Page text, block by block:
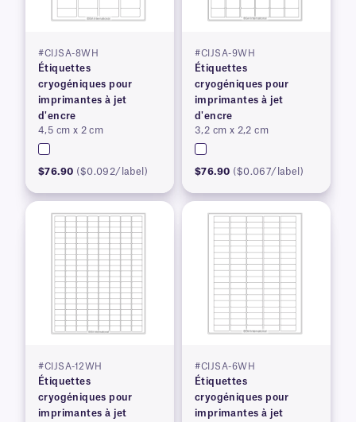
#CIJSA-8WH
Étiquettes
cryogéniques pour
imprimantes à jet
d'encre
4,5 cm x 2 cm
$76.90 ($0.092/label)
#CIJSA-9WH
Étiquettes
cryogéniques pour
imprimantes à jet
d'encre
3,2 cm x 2,2 cm
$76.90 ($0.067/label)
#CIJSA-12WH
Étiquettes
cryogéniques pour
imprimantes à jet
#CIJSA-6WH
Étiquettes
cryogéniques pour
imprimantes à jet